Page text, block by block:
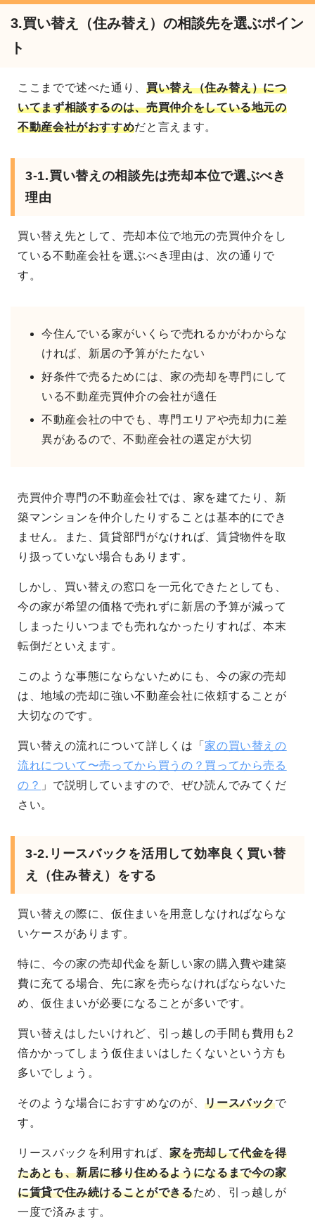
3.買い替え（住み替え）の相談先を選ぶポイン
ト
ここまでで述べた通り、買い替え（住み替え）につ
いてまず相談するのは、売買仲介をしている地元の
不動産会社がおすすめだと言えます。
3-1.買い替えの相談先は売却本位で選ぶべき
理由
買い替え先として、売却本位で地元の売買仲介をし
ている不動産会社を選ぶべき理由は、次の通りで
す。
今住んでいる家がいくらで売れるかがわからな
ければ、新居の予算がたたない
好条件で売るためには、家の売却を専門にして
いる不動産売買仲介の会社が適任
不動産会社の中でも、専門エリアや売却力に差
異があるので、不動産会社の選定が大切
売買仲介専門の不動産会社では、家を建てたり、新
築マンションを仲介したりすることは基本的にでき
ません。また、賃貸部門がなければ、賃貸物件を取
り扱っていない場合もあります。
しかし、買い替えの窓口を一元化できたとしても、
今の家が希望の価格で売れずに新居の予算が減って
しまったりいつまでも売れなかったりすれば、本末
転倒だといえます。
このような事態にならないためにも、今の家の売却
は、地域の売却に強い不動産会社に依頼することが
大切なのです。
買い替えの流れについて詳しくは「 家の買い替えの
流れについて〜売ってから買うの？買ってから売る
の？ 」で説明していますので、ぜひ読んでみてくだ
さい。
3-2.リースバックを活用して効率良く買い替
え（住み替え）をする
買い替えの際に、仮住まいを用意しなければならな
いケースがあります。
特に、今の家の売却代金を新しい家の購入費や建築
費に充てる場合、先に家を売らなければならないた
め、仮住まいが必要になることが多いです。
買い替えはしたいけれど、引っ越しの手間も費用も2
倍かかってしまう仮住まいはしたくないという方も
多いでしょう。
そのような場合におすすめなのが、リースバックで
す。
リースバックを利用すれば、家を売却して代金を得
たあとも、新居に移り住めるようになるまで今の家
に賃貸で住み続けることができるため、引っ越しが
一度で済みます。